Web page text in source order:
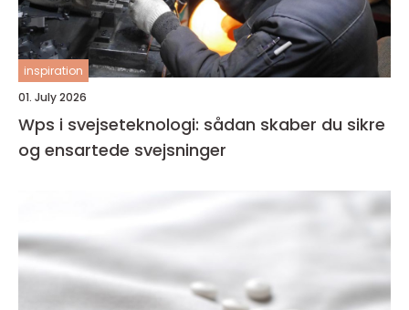
inspiration
01. July 2026
Wps i svejseteknologi: sådan skaber du sikre
og ensartede svejsninger